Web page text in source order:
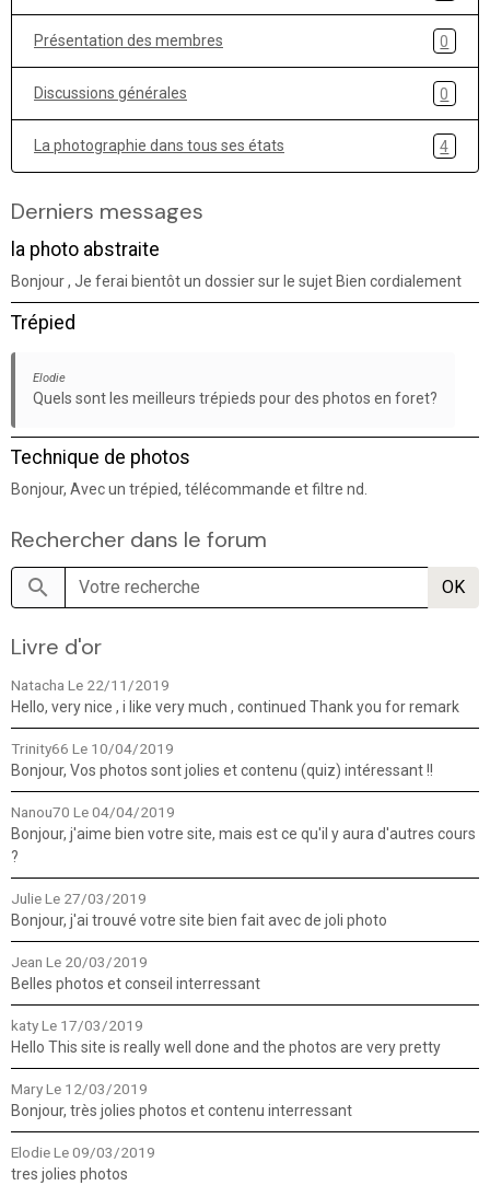
Présentation des membres 0
Discussions générales 0
La photographie dans tous ses états 4
Derniers messages
la photo abstraite
Bonjour , Je ferai bientôt un dossier sur le sujet Bien cordialement
Trépied
Elodie
Quels sont les meilleurs trépieds pour des photos en foret?
Technique de photos
Bonjour, Avec un trépied, télécommande et filtre nd.
Rechercher dans le forum
OK
Livre d'or
Natacha Le 22/11/2019
Hello, very nice , i like very much , continued Thank you for remark
Trinity66 Le 10/04/2019
Bonjour, Vos photos sont jolies et contenu (quiz) intéressant !!
Nanou70 Le 04/04/2019
Bonjour, j'aime bien votre site, mais est ce qu'il y aura d'autres cours
?
JulieLe 27/03/2019
Bonjour, j'ai trouvé votre site bien fait avec de joli photo
Jean Le 20/03/2019
Belles photos et conseil interressant
katyLe 17/03/2019
Hello This site is really well done and the photos are very pretty
MaryLe 12/03/2019
Bonjour, très jolies photos et contenu interressant
ElodieLe 09/03/2019
tres jolies photos